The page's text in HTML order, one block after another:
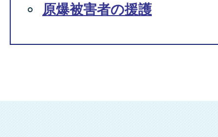
原爆被害者の援護